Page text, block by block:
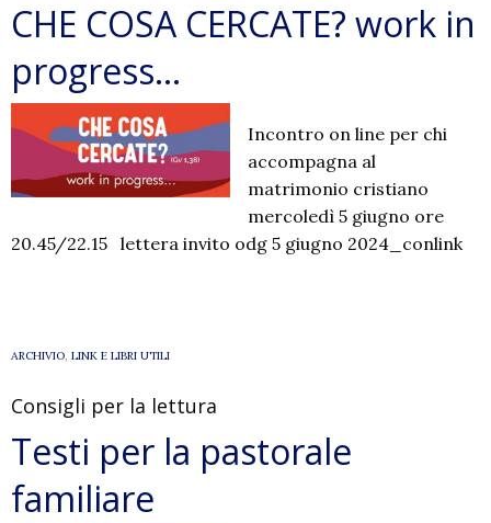
CHE COSA CERCATE? work in
progress…
Incontro on line per chi
accompagna al
matrimonio cristiano
mercoledì 5 giugno ore
20.45/22.15 lettera invito odg 5 giugno 2024_conlink
ARCHIVIO, LINK E LIBRI UTILI
Consigli per la lettura
Testi per la pastorale
familiare